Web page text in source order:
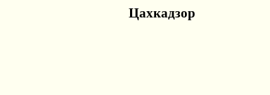
Цахкадзор